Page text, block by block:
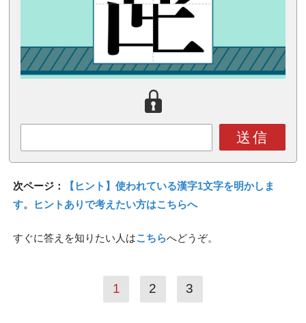
送信
次ページ：
【ヒント】使われている漢字1文字を明かしま
す。ヒントありで考えたい方はこちらへ
すぐに答えを知りたい人はこちらへどうぞ。
1 2 3